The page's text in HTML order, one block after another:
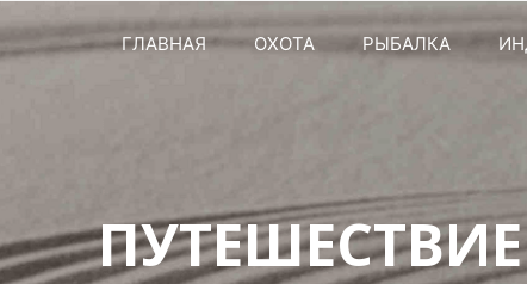
ГЛАВНАЯ ОХОТА РЫБАЛКА